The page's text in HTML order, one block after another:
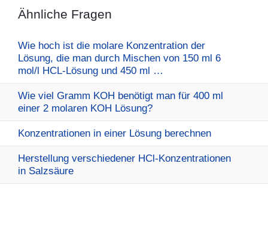
Ähnliche Fragen
Wie hoch ist die molare Konzentration der
Lösung, die man durch Mischen von 150 ml 6
mol/l HCL-Lösung und 450 ml …
Wie viel Gramm KOH benötigt man für 400 ml
einer 2 molaren KOH Lösung?
Konzentrationen in einer Lösung berechnen
Herstellung verschiedener HCl-Konzentrationen
in Salzsäure